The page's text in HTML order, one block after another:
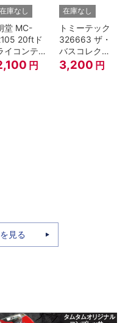
在庫なし
堂 MC-
20ftド
イコンテナ
イプ
TRANCY
円
在庫なし
トミーテック
326663 ザ・
バスコレクシ
ョン 西日本鉄
道・九州産交
3,200 円
見る